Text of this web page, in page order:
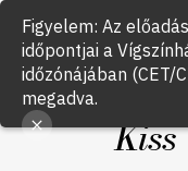
Figyelem: Az
időpontjai a
időzónájában (CET/
megadva.